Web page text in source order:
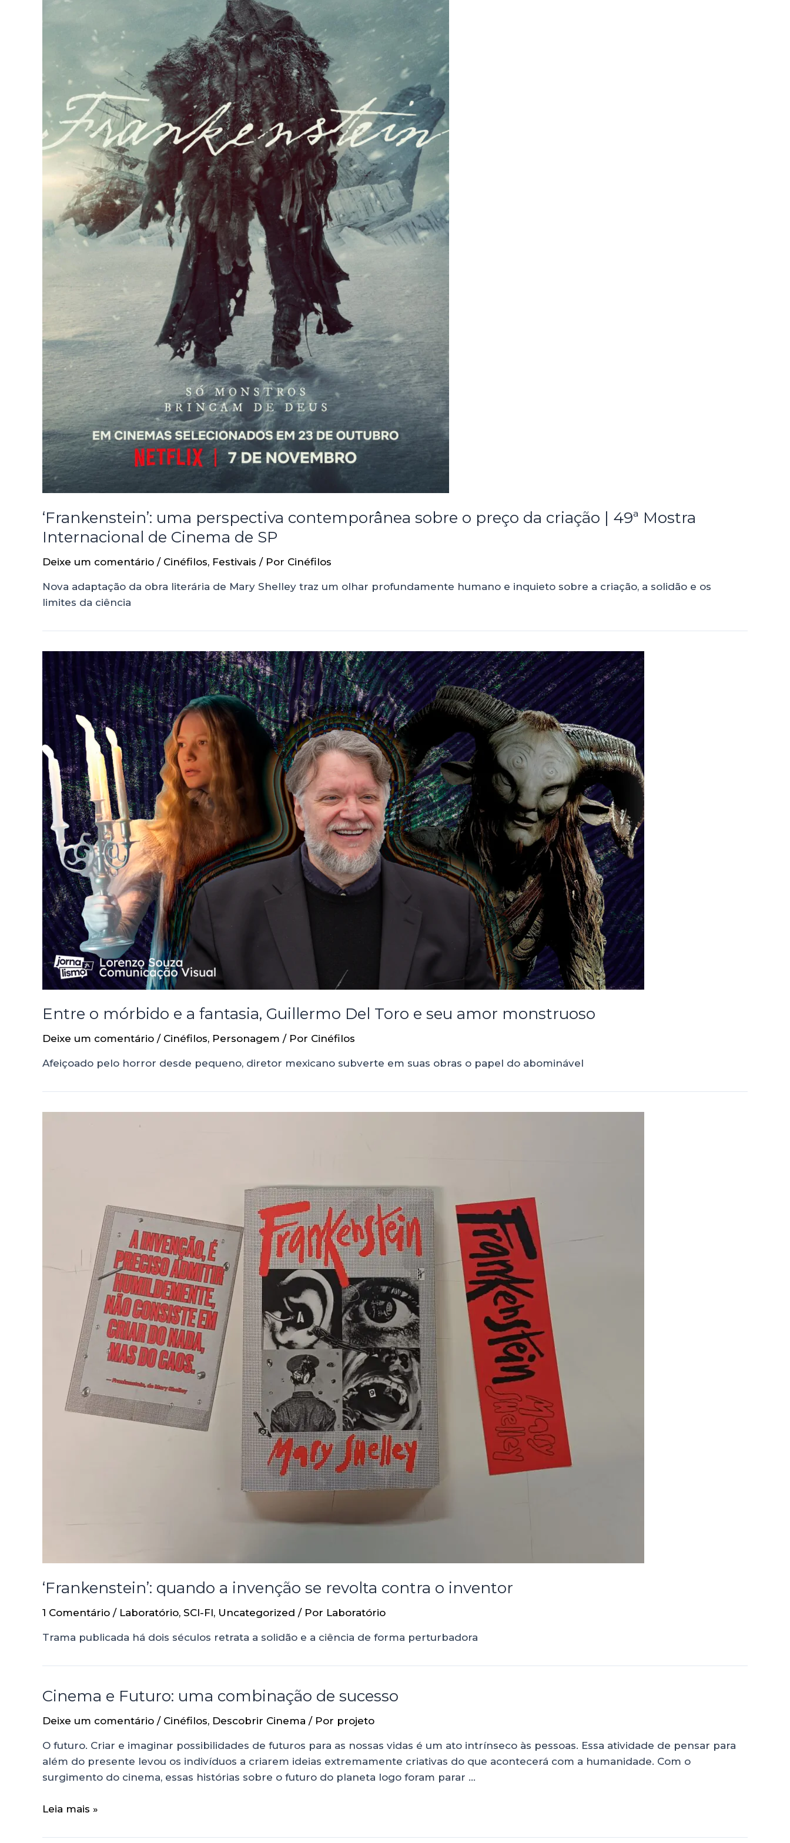
‘Frankenstein’: uma perspectiva contemporânea sobre o preço da criação | 49ª Mostra
Internacional de Cinema de SP
Deixe um comentário / Cinéfilos, Festivais / Por Cinéfilos
Nova adaptação da obra literária de Mary Shelley traz um olhar profundamente humano e inquieto sobre a criação, a solidão e os
limites da ciência
Entre o mórbido e a fantasia, Guillermo Del Toro e seu amor monstruoso
Deixe um comentário / Cinéfilos, Personagem / Por Cinéfilos
Afeiçoado pelo horror desde pequeno, diretor mexicano subverte em suas obras o papel do abominável
‘Frankenstein’: quando a invenção se revolta contra o inventor
1 Comentário / Laboratório, SCI-FI, Uncategorized / Por Laboratório
Trama publicada há dois séculos retrata a solidão e a ciência de forma perturbadora
Cinema e Futuro: uma combinação de sucesso
Deixe um comentário / Cinéfilos, Descobrir Cinema / Por projeto
O futuro. Criar e imaginar possibilidades de futuros para as nossas vidas é um ato intrínseco às pessoas. Essa atividade de pensar para
além do presente levou os indivíduos a criarem ideias extremamente criativas do que acontecerá com a humanidade. Com o
surgimento do cinema, essas histórias sobre o futuro do planeta logo foram parar …
Leia mais »